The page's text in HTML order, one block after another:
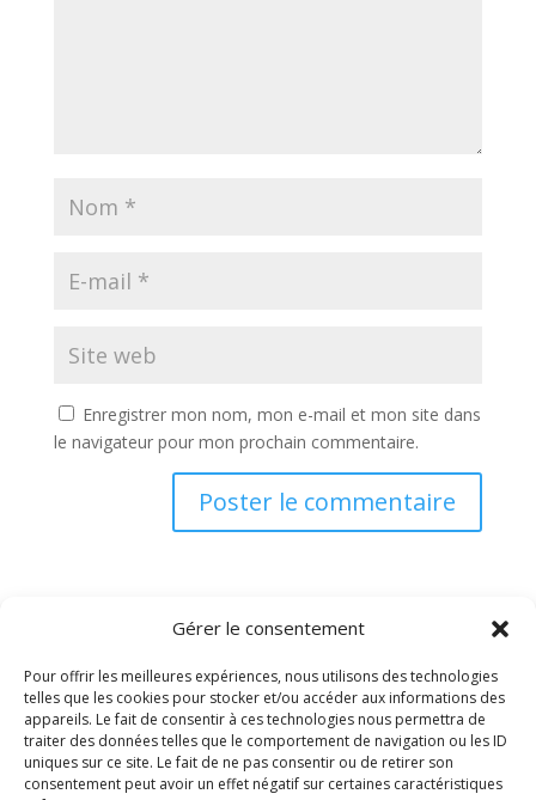
Gérer le consentement
Pour offrir les meilleures expériences, nous utilisons des technologies
telles que les cookies pour stocker et/ou accéder aux informations des
appareils. Le fait de consentir à ces technologies nous permettra de
traiter des données telles que le comportement de navigation ou les ID
uniques sur ce site. Le fait de ne pas consentir ou de retirer son
consentement peut avoir un effet négatif sur certaines caractéristiques
Enregistrer mon nom, mon e-mail et mon site dans
le navigateur pour mon prochain commentaire.
PRELCO